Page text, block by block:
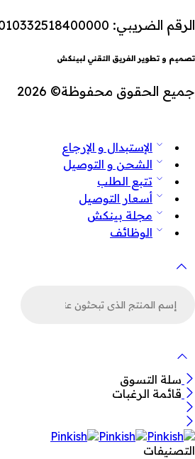
الرقم الضريبي: 18629010332518400000
تصميم و تطوير الفريق التقني لبينكش
جميع الحقوق محفوظة© 2026
الإستبدال و الإرجاع
الشحن و التوصيل
تتبع الطلب
أسعار التوصيل
مجلة بينكش
الوظائف
سلة التسوق
قائمة الرغبات
التصنيفات